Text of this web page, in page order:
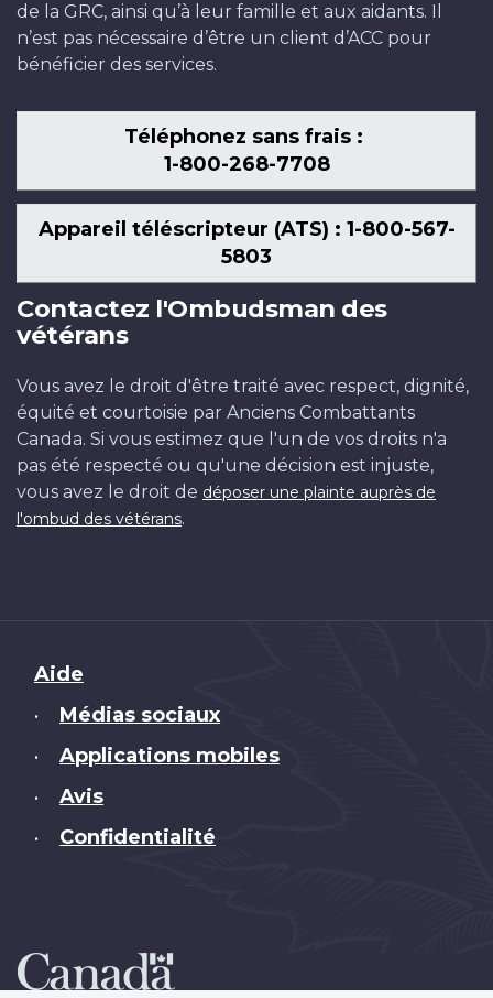
de la GRC, ainsi qu’à leur famille et aux aidants. Il
n’est pas nécessaire d’être un client d’ACC pour
bénéficier des services.
Téléphonez sans frais :
1-800-268-7708
Appareil téléscripteur (ATS) : 1-800-567-
5803
Contactez l'Ombudsman des
vétérans
Vous avez le droit d'être traité avec respect, dignité,
équité et courtoisie par Anciens Combattants
Canada. Si vous estimez que l'un de vos droits n'a
pas été respecté ou qu'une décision est injuste,
vous avez le droit de déposer une plainte auprès de
l'ombud des vétérans.
Brand
Aide
• Médias sociaux
• Applications mobiles
• Avis
• Confidentialité